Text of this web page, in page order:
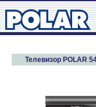
Телевизор POLAR